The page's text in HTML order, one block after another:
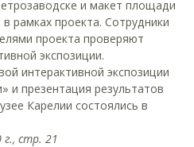
и макет площади
рамках проекта. Сотрудники
проекта проверяют
экспозиции.
интерактивной экспозиции
и презентация результатов
Карелии состоялись в
стр. 21